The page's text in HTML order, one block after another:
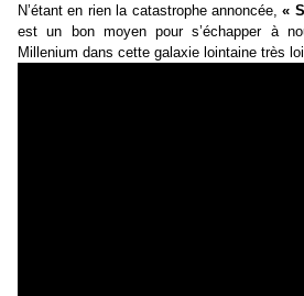
N’étant en rien la catastrophe annoncée,«
est un bon moyen pour s’échapper à
Millenium dans cette galaxie lointaine très